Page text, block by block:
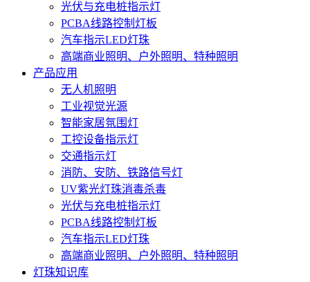
光伏与充电桩指示灯
PCBA线路控制灯板
汽车指示LED灯珠
高端商业照明、户外照明、特种照明
产品应用
无人机照明
工业视觉光源
智能家居氛围灯
工控设备指示灯
交通指示灯
消防、安防、铁路信号灯
UV紫光灯珠消毒杀毒
光伏与充电桩指示灯
PCBA线路控制灯板
汽车指示LED灯珠
高端商业照明、户外照明、特种照明
灯珠知识库